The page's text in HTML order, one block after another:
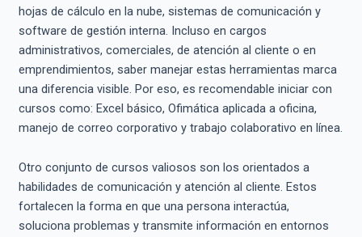
hojas de cálculo en la nube, sistemas de comunicación y
software de gestión interna. Incluso en cargos
administrativos, comerciales, de atención al cliente o en
emprendimientos, saber manejar estas herramientas marca
una diferencia visible. Por eso, es recomendable iniciar con
cursos como: Excel básico, Ofimática aplicada a oficina,
manejo de correo corporativo y trabajo colaborativo en línea.
Otro conjunto de cursos valiosos son los orientados a
habilidades de comunicación y atención al cliente. Estos
fortalecen la forma en que una persona interactúa,
soluciona problemas y transmite información en entornos